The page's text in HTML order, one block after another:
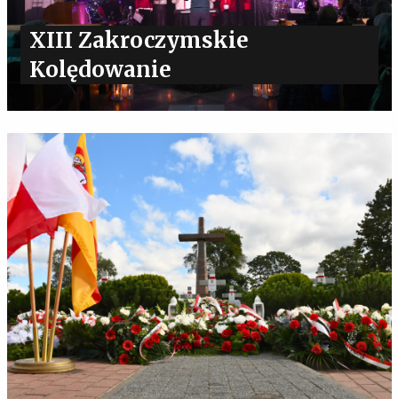
XIII Zakroczymskie
Kolędowanie